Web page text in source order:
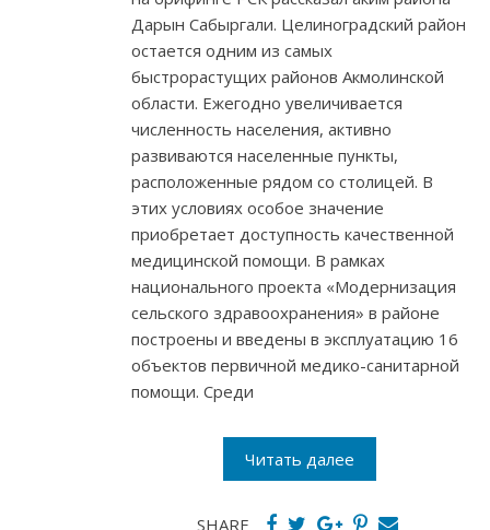
Дарын Сабыргали. Целиноградский район
остается одним из самых
быстрорастущих районов Акмолинской
области. Ежегодно увеличивается
численность населения, активно
развиваются населенные пункты,
расположенные рядом со столицей. В
этих условиях особое значение
приобретает доступность качественной
медицинской помощи. В рамках
национального проекта «Модернизация
сельского здравоохранения» в районе
построены и введены в эксплуатацию 16
объектов первичной медико-санитарной
помощи. Среди
Читать далее
SHARE